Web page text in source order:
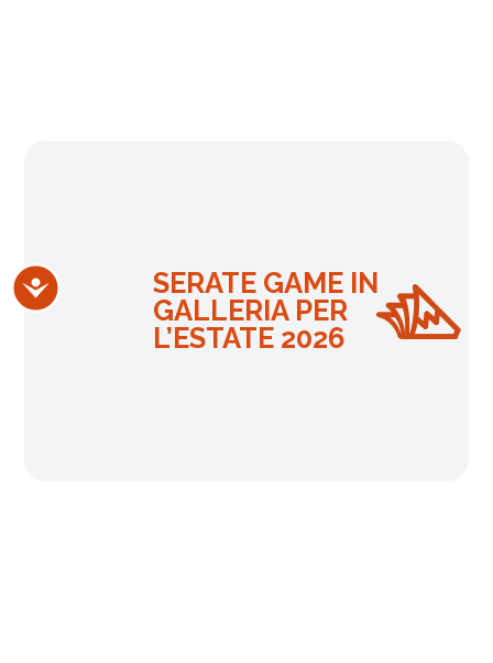
Accessibilità
SERATE GAME IN
GALLERIA PER
L’ESTATE 2026